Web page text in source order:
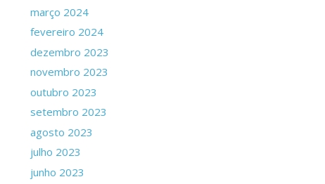
março 2024
fevereiro 2024
dezembro 2023
novembro 2023
outubro 2023
setembro 2023
agosto 2023
julho 2023
junho 2023